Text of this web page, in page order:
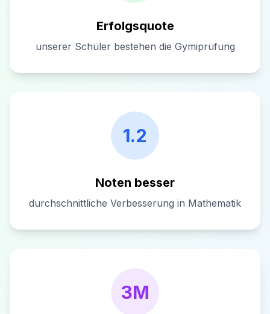
Erfolgsquote
unserer Schüler bestehen die Gymiprüfung
1.2
Noten besser
durchschnittliche Verbesserung in Mathematik
3M